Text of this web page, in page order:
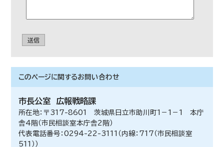
送信
このページに関するお問い合わせ
市長公室 広報戦略課
所在地：〒317-8601 茨城県日立市助川町1－1－1 本庁
舎4階（市民相談室本庁舎2階）
代表電話番号：0294-22-3111（内線：717（市民相談室
511））